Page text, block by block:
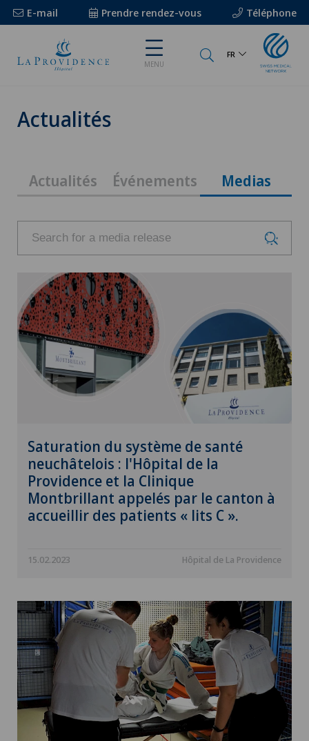
E-mail Prendre rendez-vous Téléphone
MENU
FR
Actualités
Actualités Événements Medias
Saturation du système de santé
neuchâtelois : l'Hôpital de la
Providence et la Clinique
Montbrillant appelés par le canton à
accueillir des patients « lits C ».
15.02.2023 Hôpital de La Providence